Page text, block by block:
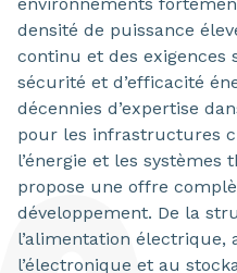
densité de puissance
continu et des exigences
sécurité et d’efficacité
décennies d’expertise
pour les infrastructures
l’énergie et les systèmes
propose une offre
développement. De la
l’alimentation électrique,
l’électronique et au